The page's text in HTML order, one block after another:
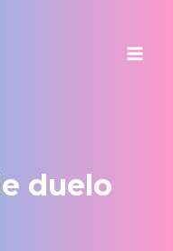
duelo